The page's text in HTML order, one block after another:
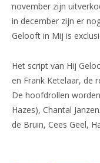
november zijn
in december zijn er
Gelooft in Mij is
Het script van Hij
en Frank Ketelaar, de
De hoofdrollen
Hazes), Chantal
de Bruin, Cees Geel,